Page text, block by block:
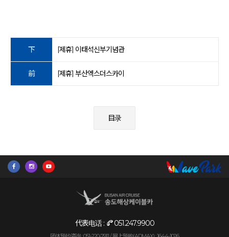
下 [제휴] 이태석신부기념관
前 [제휴] 부산엑스더스카이
目录
代表电话 : 051.247.9900